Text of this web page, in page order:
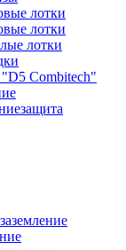
лотки
лотки
лотки
Combitech"